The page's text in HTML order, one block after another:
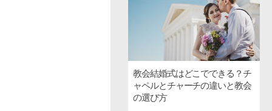
教会結婚式はどこでできる？チ
ャペルとチャーチの違いと教会
の選び方